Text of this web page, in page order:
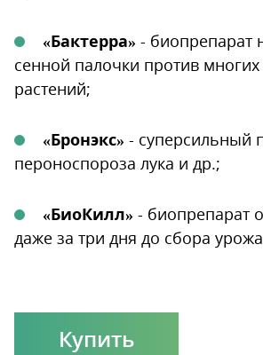
«Бактерра» - биопрепарат
сенной палочки против
растений;
«Бронэкс» - суперсильный
пероноспороза лука и др.;
«БиоКилл» - биопрепарат
даже за три дня до сбора
Купить